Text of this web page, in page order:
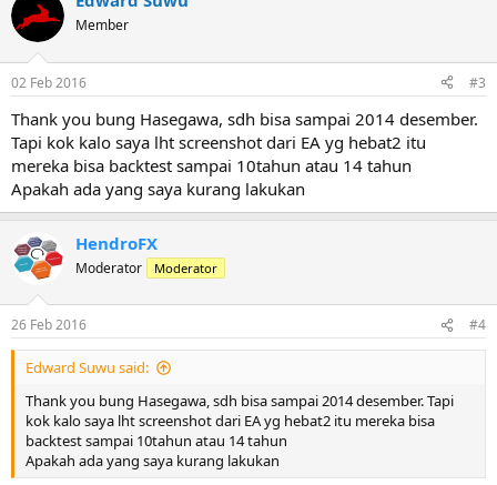
Member
02 Feb 2016 #3
Thank you bung Hasegawa, sdh bisa sampai 2014 desember.
Tapi kok kalo saya lht screenshot dari EA yg hebat2 itu
mereka bisa backtest sampai 10tahun atau 14 tahun
Apakah ada yang saya kurang lakukan
HendroFX
Moderator Moderator
26 Feb 2016 #4
Edward Suwu said:
Thank you bung Hasegawa, sdh bisa sampai 2014 desember. Tapi
kok kalo saya lht screenshot dari EA yg hebat2 itu mereka bisa
backtest sampai 10tahun atau 14 tahun
Apakah ada yang saya kurang lakukan